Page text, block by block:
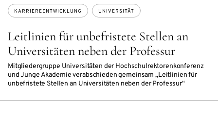
Leitlinien für unbefristete Stellen an
Universitäten neben der Professur
Mitgliedergruppe Universitäten der Hochschulrektorenkonferenz
und Junge Akademie verabschieden gemeinsam „Leitlinien für
unbefristete Stellen an Universitäten neben der Professur“
KARRIEREENTWICKLUNG UNIVERSITÄT